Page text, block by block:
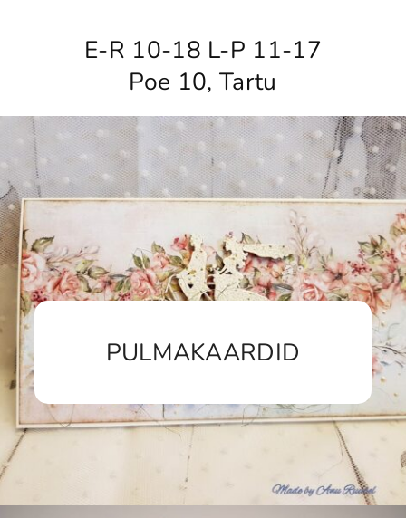
E-R 10-18 L-P 11-17
Poe 10, Tartu
PULMAKAARDID